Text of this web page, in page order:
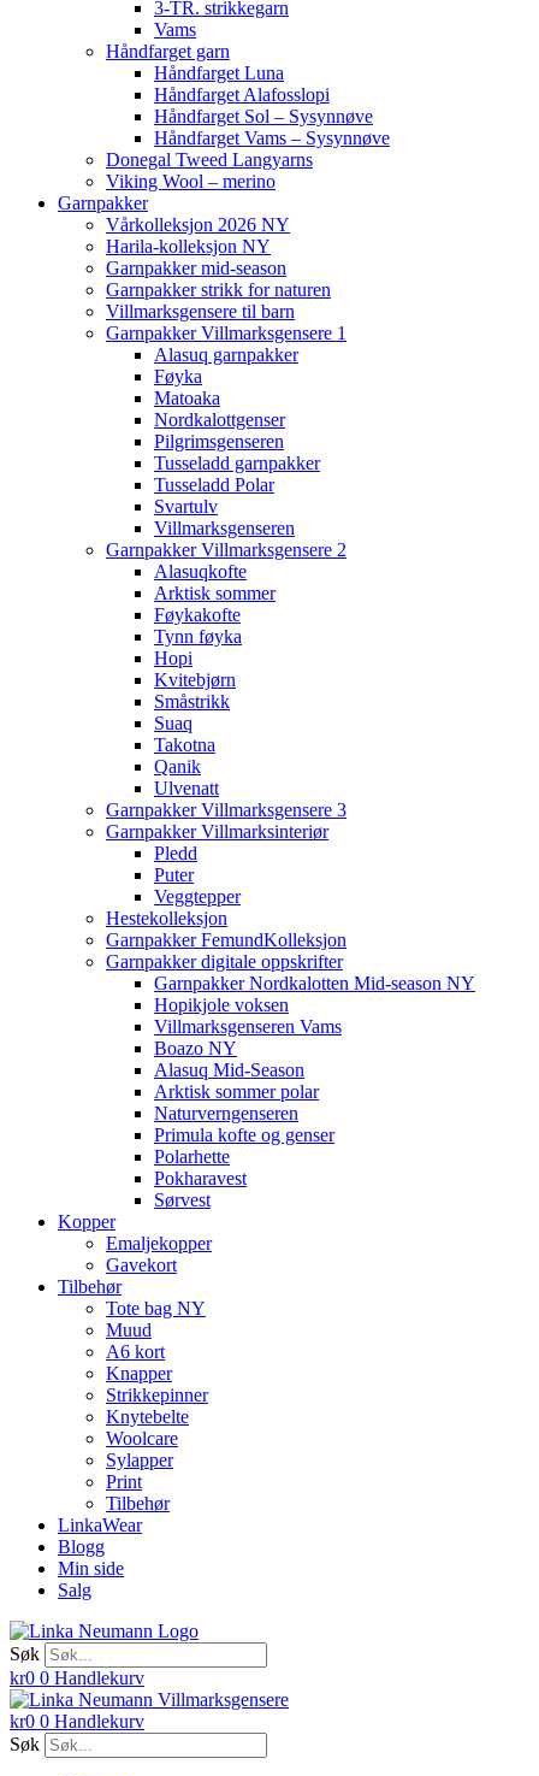
3-TR. strikkegarn
Vams
Håndfarget garn
Håndfarget Luna
Håndfarget Alafosslopi
Håndfarget Sol – Sysynnøve
Håndfarget Vams – Sysynnøve
Donegal Tweed Langyarns
Viking Wool – merino
Garnpakker
Vårkolleksjon 2026 NY
Harila-kolleksjon NY
Garnpakker mid-season
Garnpakker strikk for naturen
Villmarksgensere til barn
Garnpakker Villmarksgensere 1
Alasuq garnpakker
Føyka
Matoaka
Nordkalottgenser
Pilgrimsgenseren
Tusseladd garnpakker
Tusseladd Polar
Svartulv
Villmarksgenseren
Garnpakker Villmarksgensere 2
Alasuqkofte
Arktisk sommer
Føykakofte
Tynn føyka
Hopi
Kvitebjørn
Småstrikk
Suaq
Takotna
Qanik
Ulvenatt
Garnpakker Villmarksgensere 3
Garnpakker Villmarksinteriør
Pledd
Puter
Veggtepper
Hestekolleksjon
Garnpakker FemundKolleksjon
Garnpakker digitale oppskrifter
Garnpakker Nordkalotten Mid-season NY
Hopikjole voksen
Villmarksgenseren Vams
Boazo NY
Alasuq Mid-Season
Arktisk sommer polar
Naturverngenseren
Primula kofte og genser
Polarhette
Pokharavest
Sørvest
Kopper
Emaljekopper
Gavekort
Tilbehør
Tote bag NY
Muud
A6 kort
Knapper
Strikkepinner
Knytebelte
Woolcare
Sylapper
Print
Tilbehør
LinkaWear
Blogg
Min side
Salg
Søk
kr0 0 Handlekurv
kr0 0 Handlekurv
Søk